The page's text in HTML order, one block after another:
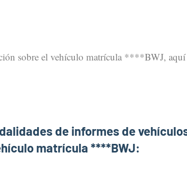
sobre el vehículo matrícula ****BWJ, aquí
de informes de
matrícula ****BWJ: